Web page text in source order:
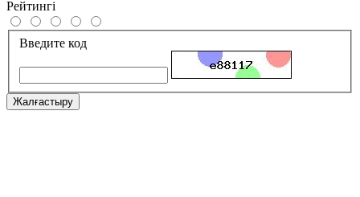
Рейтингі
Введите код
Жалғастыру